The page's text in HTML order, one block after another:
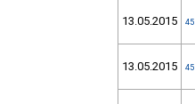
13.05.2015 45
13.05.2015 45